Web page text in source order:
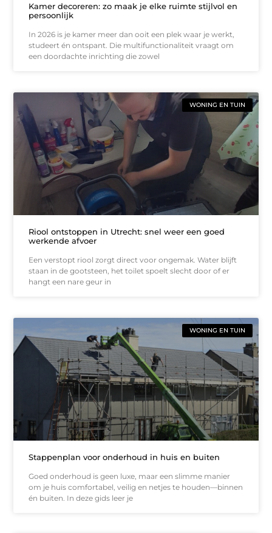
Kamer decoreren: zo maak je elke ruimte stijlvol en
persoonlijk
In 2026 is je kamer meer dan ooit een plek waar je werkt,
studeert én ontspant. Die multifunctionaliteit vraagt om
een doordachte inrichting die zowel
WONING EN TUIN
Riool ontstoppen in Utrecht: snel weer een goed
werkende afvoer
Een verstopt riool zorgt direct voor ongemak. Water blijft
staan in de gootsteen, het toilet spoelt slecht door of er
hangt een nare geur in
WONING EN TUIN
Stappenplan voor onderhoud in huis en buiten
Goed onderhoud is geen luxe, maar een slimme manier
om je huis comfortabel, veilig en netjes te houden—binnen
én buiten. In deze gids leer je